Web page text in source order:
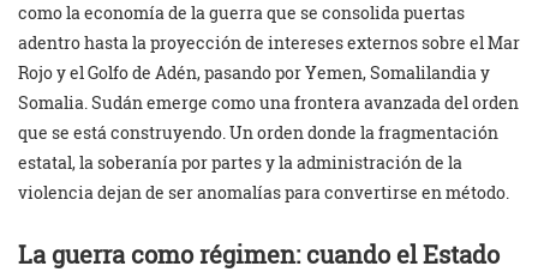
como la economía de la guerra que se consolida puertas
adentro hasta la proyección de intereses externos sobre el Mar
Rojo y el Golfo de Adén, pasando por Yemen, Somalilandia y
Somalia. Sudán emerge como una frontera avanzada del orden
que se está construyendo. Un orden donde la fragmentación
estatal, la soberanía por partes y la administración de la
violencia dejan de ser anomalías para convertirse en método.
La guerra como régimen: cuando el Estado